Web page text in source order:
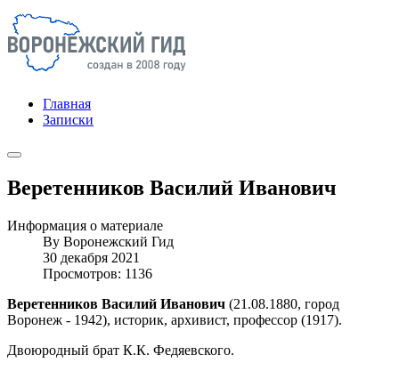
Главная
Записки
Веретенников Василий Иванович
Информация о материале
By Воронежский Гид
30 декабря 2021
Просмотров: 1136
Веретенников Василий Иванович (21.08.1880, город
Воронеж - 1942), историк, архивист, профессор (1917).
Двоюродный брат К.К. Федяевского.